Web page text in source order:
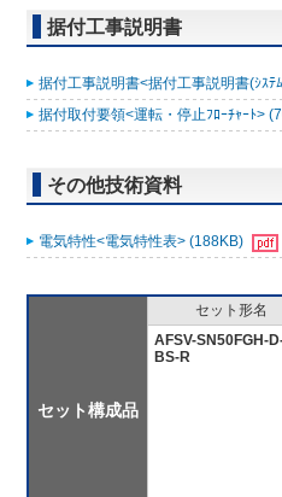
据付工事説明書
据付工事説明書<据付工事説明書(ｼｽﾃ
据付取付要領<運転・停止ﾌﾛｰﾁｬｰﾄ>
その他技術資料
電気特性<電気特性表> (188KB)
セット構成品
セット形名
AFSV-SN50FGH-
BS-R